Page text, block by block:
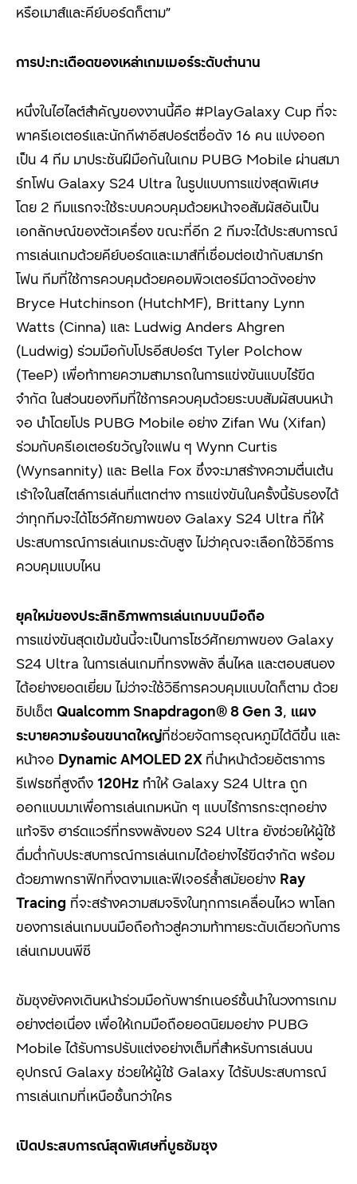
หรือเมาส์และคีย์บอร์ดก็ตาม”
การปะทะเดือดของเหล่าเกมเมอร์ระดับตำนาน
หนึ่งในไฮไลต์สำคัญของงานนี้คือ #PlayGalaxy Cup ที่จะ
พาครีเอเตอร์และนักกีฬาอีสปอร์ตชื่อดัง 16 คน แบ่งออก
เป็น 4 ทีม มาประชันฝีมือกันในเกม PUBG Mobile ผ่านสมา
ร์ทโฟน Galaxy S24 Ultra ในรูปแบบการแข่งสุดพิเศษ
โดย 2 ทีมแรกจะใช้ระบบควบคุมด้วยหน้าจอสัมผัสอันเป็น
เอกลักษณ์ของตัวเครื่อง ขณะที่อีก 2 ทีมจะได้ประสบการณ์
การเล่นเกมด้วยคีย์บอร์ดและเมาส์ที่เชื่อมต่อเข้ากับสมาร์ท
โฟน ทีมที่ใช้การควบคุมด้วยคอมพิวเตอร์มีดาวดังอย่าง
Bryce Hutchinson (HutchMF), Brittany Lynn
Watts (Cinna) และ Ludwig Anders Ahgren
(Ludwig) ร่วมมือกับโปรอีสปอร์ต Tyler Polchow
(TeeP) เพื่อท้าทายความสามารถในการแข่งขันแบบไร้ขีด
จำกัด ในส่วนของทีมที่ใช้การควบคุมด้วยระบบสัมผัสบนหน้า
จอ นำโดยโปร PUBG Mobile อย่าง Zifan Wu (Xifan)
ร่วมกับครีเอเตอร์ขวัญใจแฟน ๆ Wynn Curtis
(Wynsannity) และ Bella Fox ซึ่งจะมาสร้างความตื่นเต้น
เร้าใจในสไตล์การเล่นที่แตกต่าง การแข่งขันในครั้งนี้รับรองได้
ว่าทุกทีมจะได้โชว์ศักยภาพของ Galaxy S24 Ultra ที่ให้
ประสบการณ์การเล่นเกมระดับสูง ไม่ว่าคุณจะเลือกใช้วิธีการ
ควบคุมแบบไหน
ยุคใหม่ของประสิทธิภาพการเล่นเกมบนมือถือ
การแข่งขันสุดเข้มข้นนี้จะเป็นการโชว์ศักยภาพของ Galaxy
S24 Ultra ในการเล่นเกมที่ทรงพลัง ลื่นไหล และตอบสนอง
ได้อย่างยอดเยี่ยม ไม่ว่าจะใช้วิธีการควบคุมแบบใดก็ตาม ด้วย
ชิปเซ็ต Qualcomm Snapdragon® 8 Gen 3, แผง
ระบายความร้อนขนาดใหญ่ที่ช่วยจัดการอุณหภูมิได้ดีขึ้น และ
หน้าจอ Dynamic AMOLED 2X ที่นำหน้าด้วยอัตราการ
รีเฟรชที่สูงถึง 120Hz ทำให้ Galaxy S24 Ultra ถูก
ออกแบบมาเพื่อการเล่นเกมหนัก ๆ แบบไร้การกระตุกอย่าง
แท้จริง ฮาร์ดแวร์ที่ทรงพลังของ S24 Ultra ยังช่วยให้ผู้ใช้
ดื่มด่ำกับประสบการณ์การเล่นเกมได้อย่างไร้ขีดจำกัด พร้อม
ด้วยภาพกราฟิกที่งดงามและฟีเจอร์ล้ำสมัยอย่าง Ray
Tracing ที่จะสร้างความสมจริงในทุกการเคลื่อนไหว พาโลก
ของการเล่นเกมบนมือถือก้าวสู่ความท้าทายระดับเดียวกับการ
เล่นเกมบนพีซี
ซัมซุงยังคงเดินหน้าร่วมมือกับพาร์ทเนอร์ชั้นนำในวงการเกม
อย่างต่อเนื่อง เพื่อให้เกมมือถือยอดนิยมอย่าง PUBG
Mobile ได้รับการปรับแต่งอย่างเต็มที่สำหรับการเล่นบน
อุปกรณ์ Galaxy ช่วยให้ผู้ใช้ Galaxy ได้รับประสบการณ์
การเล่นเกมที่เหนือชั้นกว่าใคร
เปิดประสบการณ์สุดพิเศษที่บูธซัมซุง